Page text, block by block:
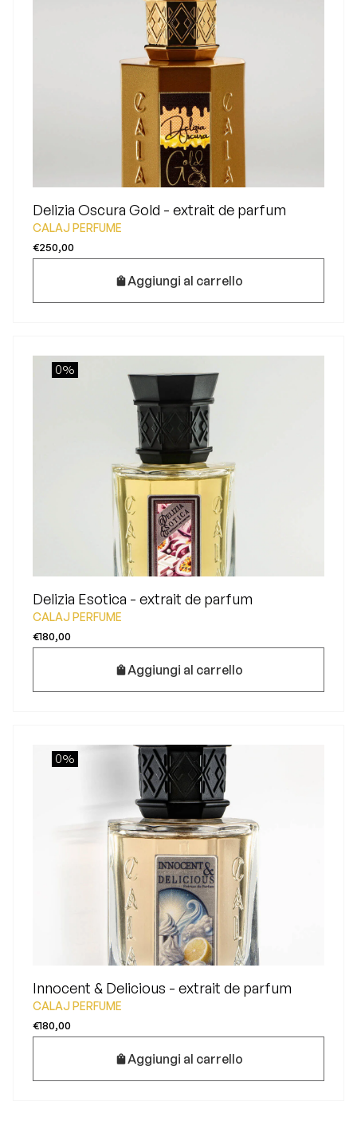
Delizia Oscura Gold - extrait de parfum
CALAJ PERFUME
€250,00
Aggiungi al carrello
0%
Delizia Esotica - extrait de parfum
CALAJ PERFUME
€180,00
Aggiungi al carrello
0%
Innocent & Delicious - extrait de parfum
CALAJ PERFUME
€180,00
Aggiungi al carrello